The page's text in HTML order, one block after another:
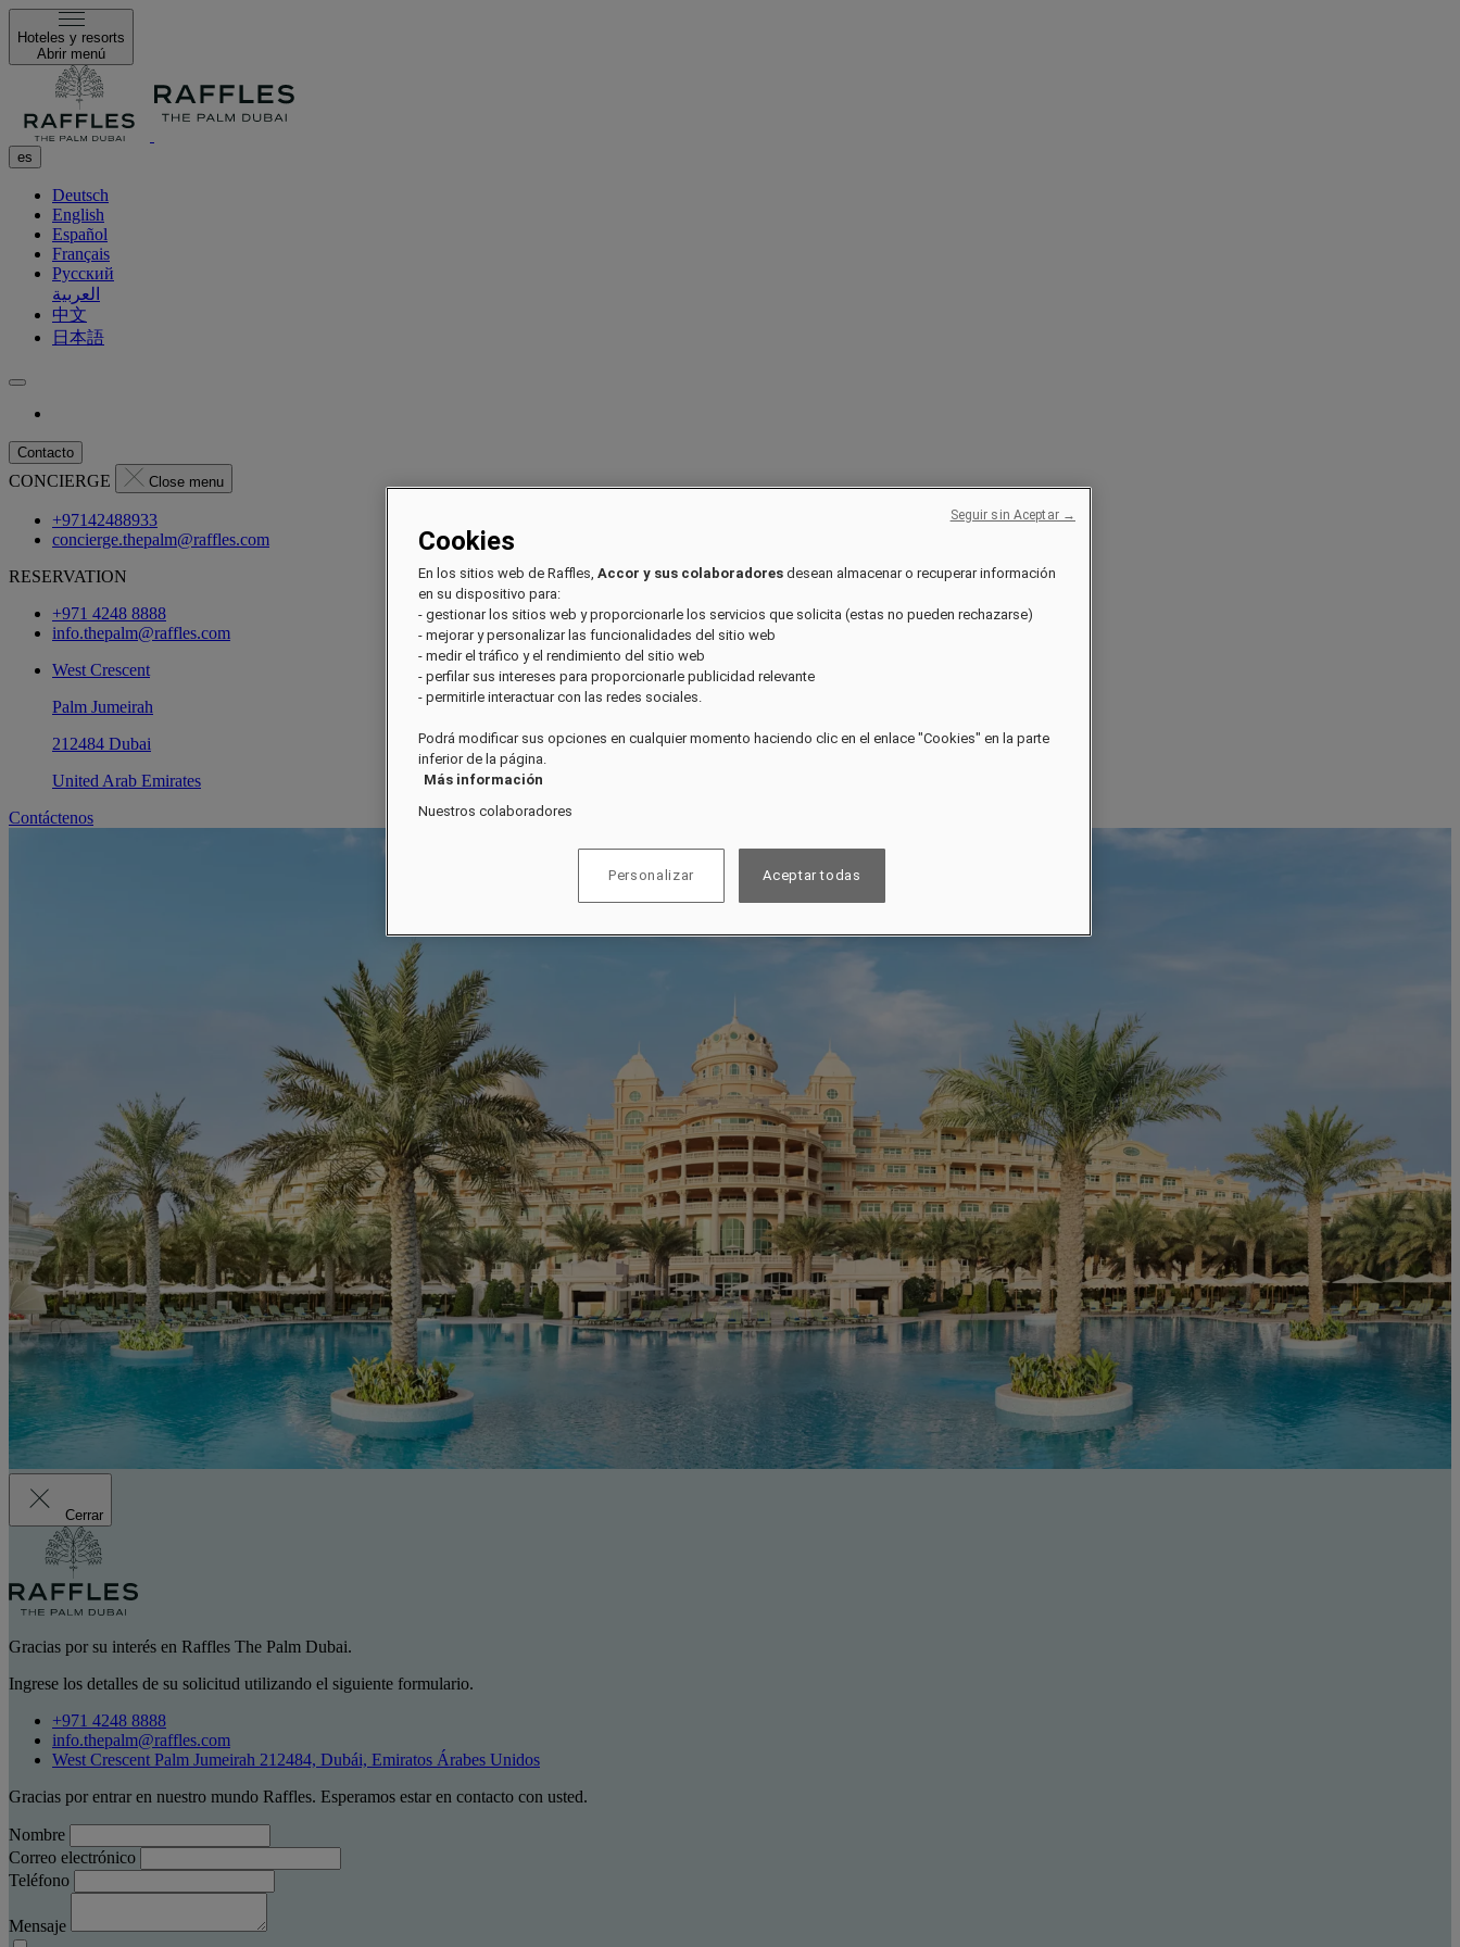
Hoteles y resorts
Abrir menú
es
Deutsch
English
Español
Français
Русский
العربية
中文
日本語
Contacto
CONCIERGE Close menu
+97142488933
concierge.thepalm@raffles.com
RESERVATION
+971 4248 8888
info.thepalm@raffles.com
West Crescent
Palm Jumeirah
212484 Dubai
United Arab Emirates
Contáctenos
Cerrar
Gracias por su interés en Raffles The Palm Dubai.
Ingrese los detalles de su solicitud utilizando el siguiente formulario.
+971 4248 8888
info.thepalm@raffles.com
West Crescent Palm Jumeirah 212484, Dubái, Emiratos Árabes Unidos
Gracias por entrar en nuestro mundo Raffles. Esperamos estar en contacto con usted.
Nombre
Correo electrónico
Teléfono
Mensaje
Cookies
En los sitios web de Raffles, Accor y sus colaboradores desean almacenar o recuperar información
en su dispositivo para:
- gestionar los sitios web y proporcionarle los servicios que solicita (estas no pueden rechazarse)
- mejorar y personalizar las funcionalidades del sitio web
- medir el tráfico y el rendimiento del sitio web
- perfilar sus intereses para proporcionarle publicidad relevante
- permitirle interactuar con las redes sociales.
Podrá modificar sus opciones en cualquier momento haciendo clic en el enlace "Cookies" en la parte
inferior de la página.
Más información
Nuestros colaboradores
Personalizar Aceptar todas
Seguir sin Aceptar →